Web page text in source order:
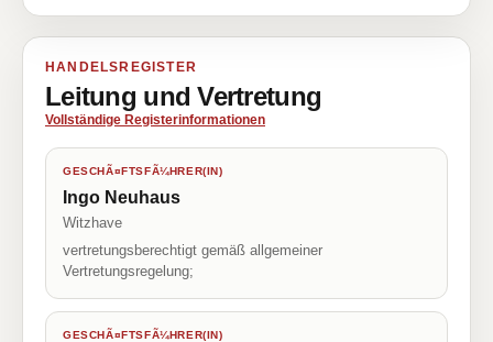
HANDELSREGISTER
Leitung und Vertretung
Vollständige Registerinformationen
GESCHÃ¤FTSFÃ¼HRER(IN)
Ingo Neuhaus
Witzhave
vertretungsberechtigt gemäß allgemeiner
Vertretungsregelung;
GESCHÃ¤FTSFÃ¼HRER(IN)